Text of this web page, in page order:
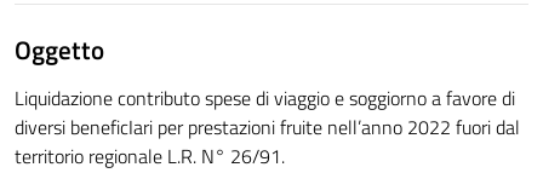
Oggetto
Liquidazione contributo spese di viaggio e soggiorno a favore di
diversi beneficIari per prestazioni fruite nell’anno 2022 fuori dal
territorio regionale L.R. N° 26/91.